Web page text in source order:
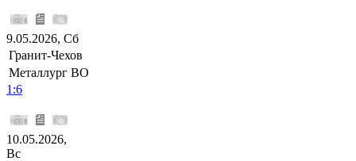
9.05.2026, Сб
Гранит-Чехов
Металлург ВО
1:6
10.05.2026,
Вс